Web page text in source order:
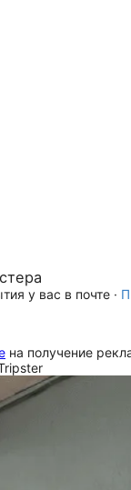
у вас в почте ·
на получение